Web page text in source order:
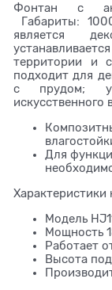
Фонтан с
Габариты:
является
территории и
подходит для
с прудом;
искусственного
Для
Характеристики
Модель
Мощность
Работает
Высота